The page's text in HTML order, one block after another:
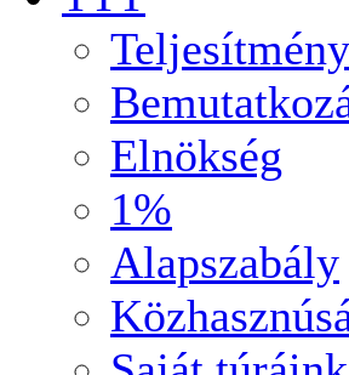
Elnökség
1%
Alapszabály